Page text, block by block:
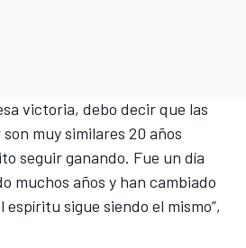
victoria, debo decir que las
muy similares 20 años
seguir ganando. Fue un día
muchos años y han cambiado
espíritu sigue siendo el mismo”,